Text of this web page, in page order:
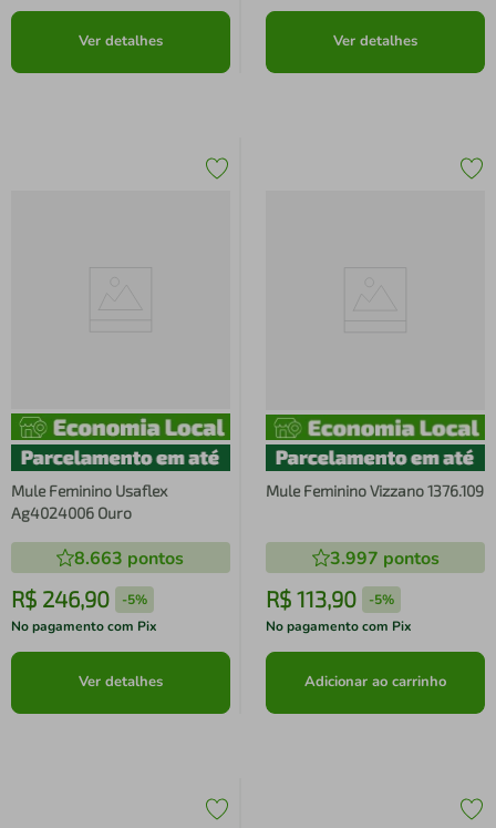
Ver detalhes Ver detalhes
Mule Feminino Usaflex
Ag4024006 Ouro
8.663 pontos
R$ 246,90 -5%
No pagamento com Pix
Ver detalhes
Mule Feminino Vizzano 1376.109
3.997 pontos
R$ 113,90 -5%
No pagamento com Pix
Adicionar ao carrinho